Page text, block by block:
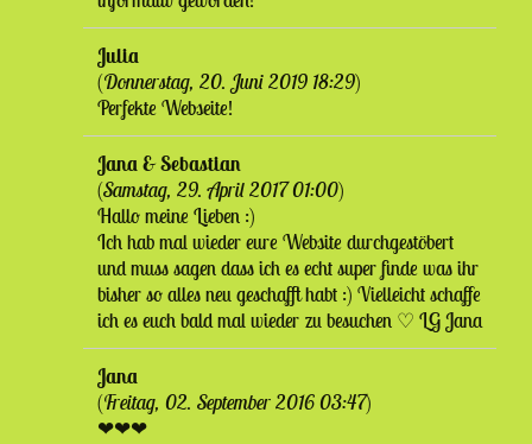
Julia
(Donnerstag, 20. Juni 2019 18:29)
Perfekte Webseite!
Jana & Sebastian
(Samstag, 29. April 2017 01:00)
Hallo meine Lieben :)
Ich hab mal wieder eure Website durchgestöbert
und muss sagen dass ich es echt super finde was ihr
bisher so alles neu geschafft habt :) Vielleicht schaffe
ich es euch bald mal wieder zu besuchen ♡ LG Jana
Jana
(Freitag, 02. September 2016 03:47)
❤❤❤